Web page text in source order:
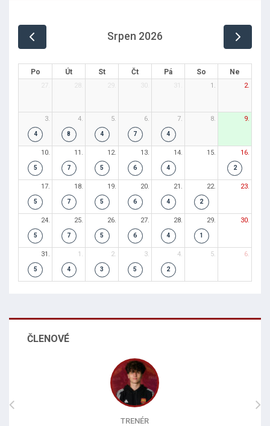
Srpen 2026
Po Út St Čt Pá So Ne
28. 29. 30. 31. 1. 2.
3.
4
4.
8
5.
4
6.
7
7.
4
8. 9.
10.
5
11.
7
12.
5
13.
6
14.
4
15. 16.
2
17.
5
18.
7
19.
5
20.
6
21.
4
22.
2
23.
24.
5
25.
7
26.
5
27.
6
28.
4
29.
1
30.
31.
5
1.
4
2.
3
3.
5
4.
2
5. 6.
ČLENOVÉ
TRENÉR